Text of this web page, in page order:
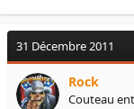
31 Décembre 2011
Rock
Couteau